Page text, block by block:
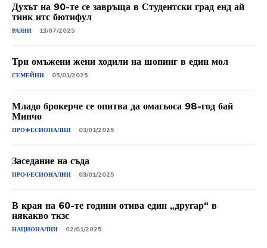
Духът на 90-те се завръща в Студентски град енд ай
тинк итс бютифул
РАЗНИ 13/07/2025
Три омъжени жени ходили на шопинг в един мол
СЕМЕЙНИ 05/01/2025
Младо брокерче се опитва да омагьоса 98-год бай
Минчо
ПРОФЕСИОНАЛНИ 03/01/2025
Заседание на съда
ПРОФЕСИОНАЛНИ 03/01/2025
В края на 60-те години отива един „другар“ в
някакво ткзс
НАЦИОНАЛНИ 02/01/2025